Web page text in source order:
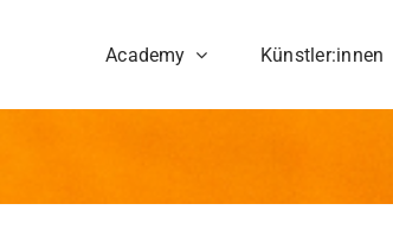
Academy Künstler:innen